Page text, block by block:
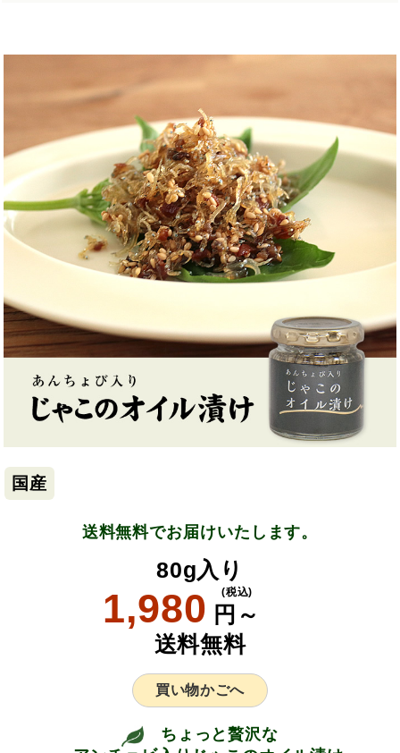
国産
送料無料でお届けいたします。
80g入り
1,980 円～
(税込)
送料無料
買い物かごへ
ちょっと贅沢な